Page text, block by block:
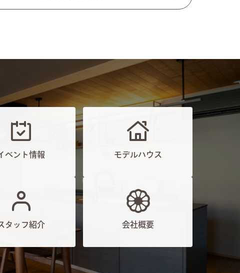
ベント情報 モデルハウス
タッフ紹介 会社概要